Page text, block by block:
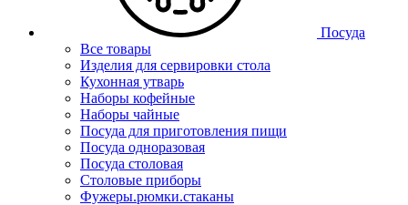
Посуда
Все товары
Изделия для сервировки стола
Кухонная утварь
Наборы кофейные
Наборы чайные
Посуда для приготовления пищи
Посуда одноразовая
Посуда столовая
Столовые приборы
Фужеры.рюмки.стаканы